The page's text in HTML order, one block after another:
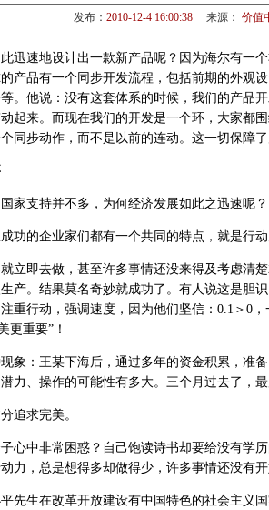
发布： 2010-12-4 16:00:38 来源： 价值
速地设计出一款新产品呢？因为海尔有一
产品有一个同步开发流程，包括前期的外观
。他说：没有这套体系的时候，我们的产品
起来。而现在我们的开发是一个环，大家都
同步动作，而不是以前的连动。这一切保障
支持并不多，为何经济发展如此之迅速呢？
的企业家们都有一个共同的特点，就是行动
即去做，甚至许多事情还没来得及考虑清
产。结果莫名奇妙就成功了。有人说这是胆
重行动，强调速度，因为他们坚信：0.1＞0
更重要”！
：王某下海后，通过多年的资金积累，准
力、操作的可能性有多大。三个月过去了，
求完美。
中非常困惑？自己饱读诗书却要给没有学历
力，总是想得多却做得少，许多事情还没有
生在改革开放建设有中国特色的社会主义